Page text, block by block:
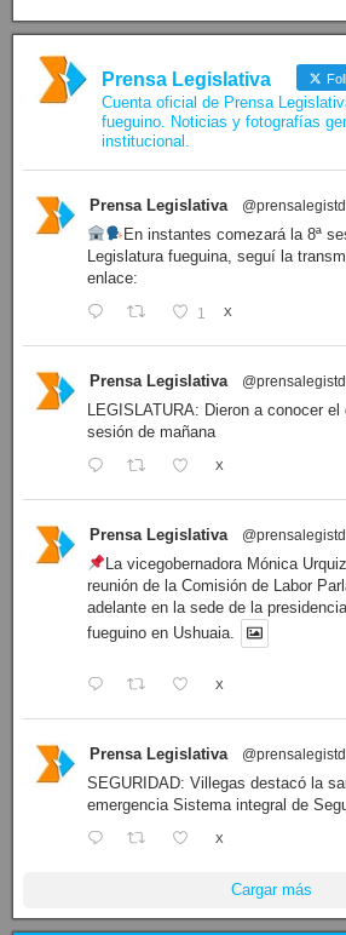
Prensa Legislativa
Cuenta oficial de Prensa
fueguino. Noticias y fotografías
institucional.
Prensa Legislativa
En instantes comezará la 8ª
Legislatura fueguina, seguí la
enlace:
1 X
Prensa Legislativa
LEGISLATURA: Dieron a conocer
sesión de mañana
X
Prensa Legislativa
La vicegobernadora Mónica
reunión de la Comisión de Labor
adelante en la sede de la
fueguino en Ushuaia.
X
Prensa Legislativa
SEGURIDAD: Villegas destacó la
emergencia Sistema integral de
X
Cargar más